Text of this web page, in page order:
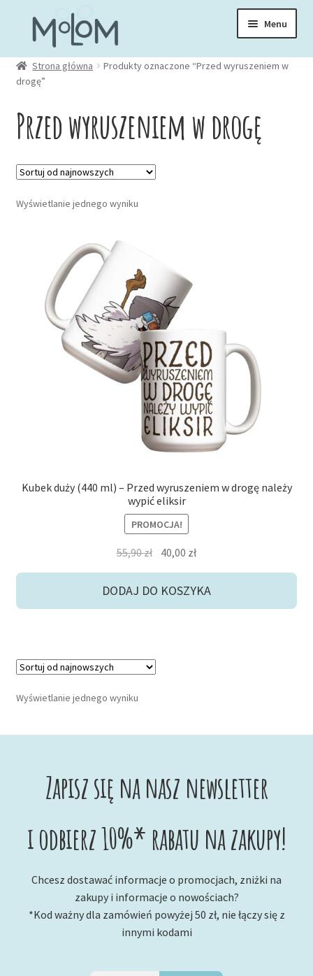
do
nawigacji
do
treści
Menu
Skarpetki
Rozwiń
Zakładki
Kubki
Ubrania
Akcesoria
Niskie ceny
Strona główna
Produkty oznaczone “Przed wyruszeniem w
drogę”
Przed wyruszeniem w drogę
Wyświetlanie jednego wyniku
Kubek duży (440 ml) – Przed wyruszeniem w drogę należy
wypić eliksir
PROMOCJA!
55,90zł Pierwotna
cena
wynosiła:
40,00 złAktualna
cena
wynosi:
DODAJ DO KOSZYKA
Wyświetlanie jednego wyniku
Zapisz się na nasz newsletter
i odbierz 10%* rabatu na zakupy!
Chcesz dostawać informacje o promocjach, zniżki na
zakupy i informacje o nowościach?
*Kod ważny dla zamówień powyżej 50 zł, nie łączy się z
innymi kodami